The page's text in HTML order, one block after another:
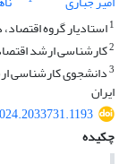
1استادیار گروه
2کارشناسی ارشد
3دانشجوی کارشناسی
ایران
چکیده